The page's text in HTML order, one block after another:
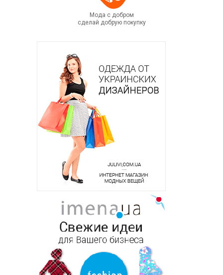
Мода с добром
сделай добрую покупку